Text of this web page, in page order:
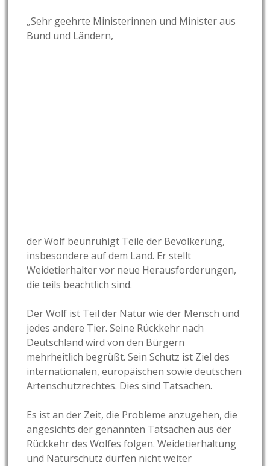
„Sehr geehrte Ministerinnen und Minister aus
Bund und Ländern,
der Wolf beunruhigt Teile der Bevölkerung,
insbesondere auf dem Land. Er stellt
Weidetierhalter vor neue Herausforderungen,
die teils beachtlich sind.
Der Wolf ist Teil der Natur wie der Mensch und
jedes andere Tier. Seine Rückkehr nach
Deutschland wird von den Bürgern
mehrheitlich begrüßt. Sein Schutz ist Ziel des
internationalen, europäischen sowie deutschen
Artenschutzrechtes. Dies sind Tatsachen.
Es ist an der Zeit, die Probleme anzugehen, die
angesichts der genannten Tatsachen aus der
Rückkehr des Wolfes folgen. Weidetierhaltung
und Naturschutz dürfen nicht weiter